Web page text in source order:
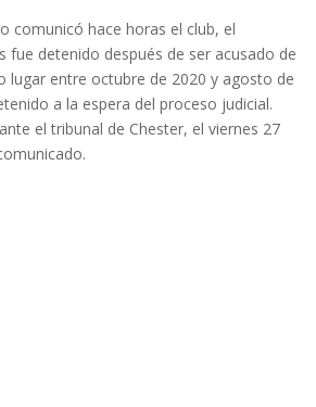
comunicó hace horas el club, el
detenido después de ser acusado de
lugar entre octubre de 2020 y agosto de
a la espera del proceso judicial.
el tribunal de Chester, el viernes 27